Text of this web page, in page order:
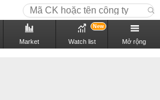
Market Watch list
New
Mở rộng